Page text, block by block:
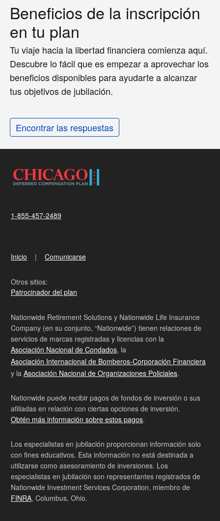
Beneficios de la inscripción
en tu plan
Tu viaje hacia la libertad financiera comienza aquí.
Descubre lo fácil que es empezar a aprovechar los
beneficios disponibles para ayudarte a alcanzar
tus objetivos de jubilación.
Encontrar las respuestas
1-855-457-2489
Inicio Comunicarse
Otros sitios:
Patrocinador del plan
Nationwide Retirement Solutions y Nationwide Life Insurance
Company (en su conjunto, “Nationwide”) tienen relaciones de
servicios de marcas registradas y licencias con la
Asociación Nacional de Condados, la
Asociación Internacional de Bomberos-Corporación Financiera
y la Asociación Nacional de Organizaciones Policiales.
Nationwide puede recibir pagos de fondos de inversión o sus
afiliadas en relación con ciertas opciones de inversión.
Obtén más información sobre estos pagos.
Los especialistas en jubilación proporcionan información solo
con fines educativos. Esta información no está destinada a
utilizarse como asesoramiento de inversiones. Los
especialistas en jubilación son representantes registrados de
Nationwide Investment Services Corporation, miembro de
FINRA, Columbus, Ohio.